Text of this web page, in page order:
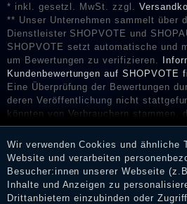
* inkl. gesetzl. MwSt. zzgl.
** Unser Unternehmen sammelt über
Dienstleister SHOPVOTE und
SHOPVOTE setzt automatische und
um Bewertungen zu verifizieren.
Kundenbewertungen auf SHOPVOTE
Eine Überprüfung der Bewertungen
deren Veröffentlichung nicht
könnten von Verbrauchern stammen,
Dienstleistungen gar nicht erworben
Erhalt einer Benachrichtigungs-E-
Bewertungen verifizieren und über die
Shop informieren.
Wir verwenden Cookies und ähnliche
Website und verarbeiten
Besucher:innen unserer Webseite
Inhalte und Anzeigen zu
Drittanbietern einzubinden oder